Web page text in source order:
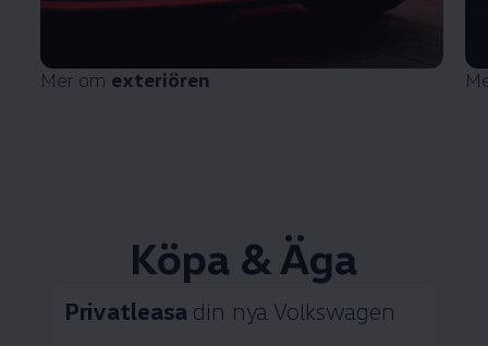
Mer om exteriören
Köpa & Äga
Privatleasa din nya Volkswagen